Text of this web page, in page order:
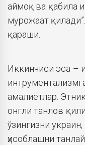
аймоқ ва қабила
мурожаат
қараши.
Иккинчиси эса –
амалиётлар.
онгли танлов
ўзингизни
ҳисоблашни